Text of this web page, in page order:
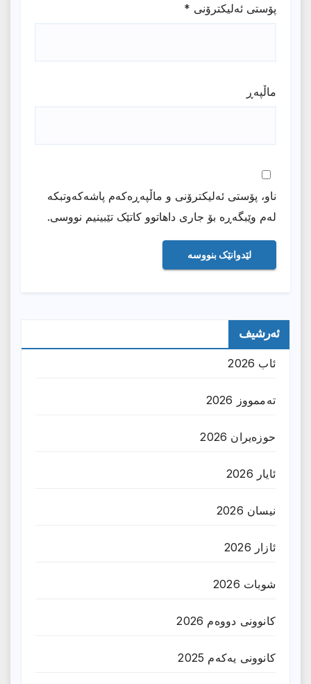
پۆستی ئەلیکترۆنی *
ماڵپه‌ڕ
ناو، پۆستی ئەلیکترۆنی و ماڵپەڕەکەم پاشەکەوتبکە
لەم وێبگەڕە بۆ جاری داهاتوو کاتێک تێبینیم نووسی.
ئەرشیف
ئاب 2026
تەممووز 2026
حوزه‌یران 2026
ئایار 2026
نیسان 2026
ئازار 2026
شوبات 2026
کانوونی دووەم 2026
کانوونی یەکەم 2025